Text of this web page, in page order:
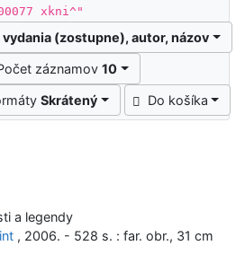
xkni^"
vydania (zostupne), autor, názov
záznamov10
Skrátený Do košíka
a legendy
, 2006. - 528 s. : far. obr., 31 cm